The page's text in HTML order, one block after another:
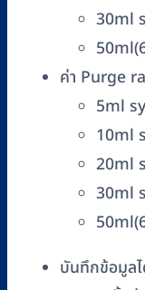
30ml
ค่า Purge
5ml
10ml
20ml
30ml
บันทึกข้อมูล